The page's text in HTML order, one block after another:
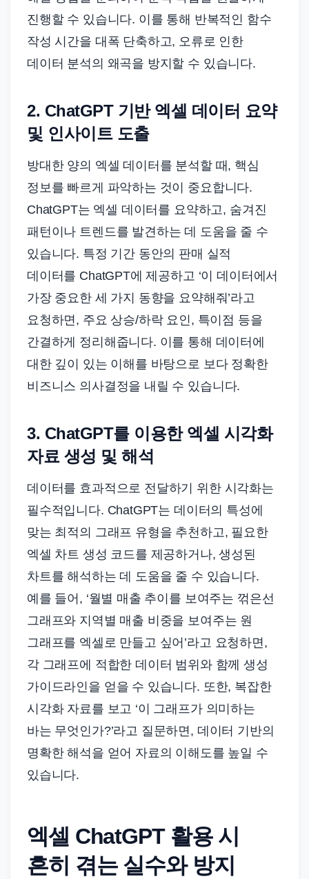
진행할 수 있습니다. 이를 통해 반복적인 함수
작성 시간을 대폭 단축하고, 오류로 인한
데이터 분석의 왜곡을 방지할 수 있습니다.
2. ChatGPT 기반 엑셀 데이터 요약
및 인사이트 도출
방대한 양의 엑셀 데이터를 분석할 때, 핵심
정보를 빠르게 파악하는 것이 중요합니다.
ChatGPT는 엑셀 데이터를 요약하고, 숨겨진
패턴이나 트렌드를 발견하는 데 도움을 줄 수
있습니다. 특정 기간 동안의 판매 실적
데이터를 ChatGPT에 제공하고 ‘이 데이터에서
가장 중요한 세 가지 동향을 요약해줘’라고
요청하면, 주요 상승/하락 요인, 특이점 등을
간결하게 정리해줍니다. 이를 통해 데이터에
대한 깊이 있는 이해를 바탕으로 보다 정확한
비즈니스 의사결정을 내릴 수 있습니다.
3. ChatGPT를 이용한 엑셀 시각화
자료 생성 및 해석
데이터를 효과적으로 전달하기 위한 시각화는
필수적입니다. ChatGPT는 데이터의 특성에
맞는 최적의 그래프 유형을 추천하고, 필요한
엑셀 차트 생성 코드를 제공하거나, 생성된
차트를 해석하는 데 도움을 줄 수 있습니다.
예를 들어, ‘월별 매출 추이를 보여주는 꺾은선
그래프와 지역별 매출 비중을 보여주는 원
그래프를 엑셀로 만들고 싶어’라고 요청하면,
각 그래프에 적합한 데이터 범위와 함께 생성
가이드라인을 얻을 수 있습니다. 또한, 복잡한
시각화 자료를 보고 ‘이 그래프가 의미하는
바는 무엇인가?’라고 질문하면, 데이터 기반의
명확한 해석을 얻어 자료의 이해도를 높일 수
있습니다.
엑셀 ChatGPT 활용 시
흔히 겪는 실수와 방지